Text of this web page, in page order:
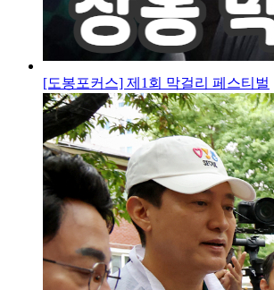
[도봉포커스] 제1회 막걸리 페스티벌